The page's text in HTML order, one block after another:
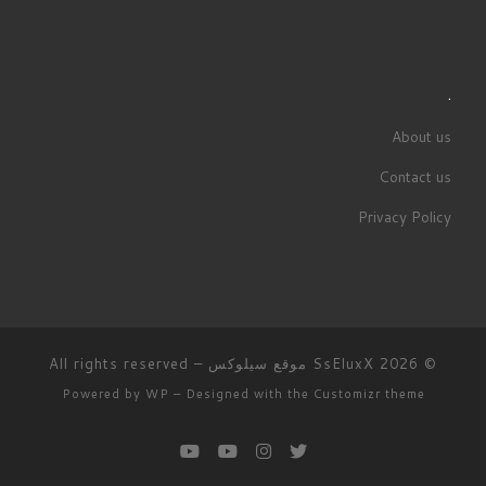
.
About us
Contact us
Privacy Policy
© 2026 SsEluxX موقع سيلوكس – All rights reserved
Powered by WP – Designed with the Customizr theme